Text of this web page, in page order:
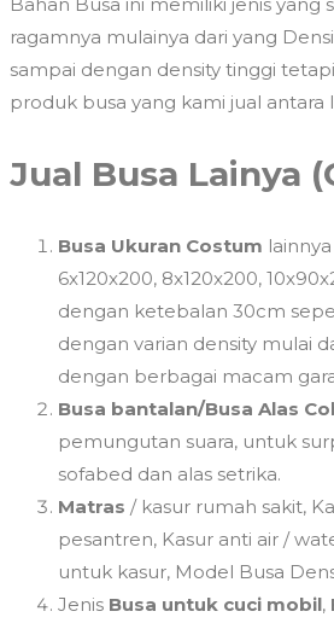
ragamnya mulainya dari yang
sampai dengan density tinggi
produk busa yang kami jual antara
Jual Busa Lainya
Busa Ukuran Costum
6x120x200, 8x120x200,
dengan ketebalan 30cm
dengan varian density mulai
dengan berbagai macam
Busa bantalan/Busa Alas
pemungutan suara, untuk
sofabed dan alas setrika.
Matras / kasur rumah sakit,
pesantren, Kasur anti air /
untuk kasur, Model Busa
Jenis Busa untuk cuci mobil,